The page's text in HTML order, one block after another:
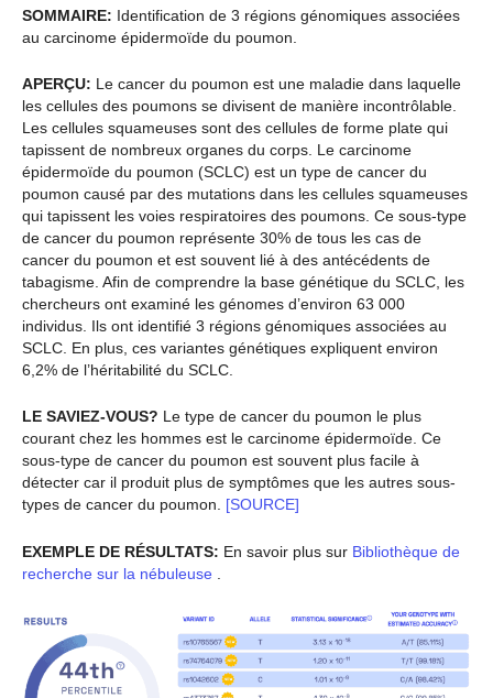
SOMMAIRE: Identification de 3 régions génomiques associées
au carcinome épidermoïde du poumon.
APERÇU: Le cancer du poumon est une maladie dans laquelle
les cellules des poumons se divisent de manière incontrôlable.
Les cellules squameuses sont des cellules de forme plate qui
tapissent de nombreux organes du corps. Le carcinome
épidermoïde du poumon (SCLC) est un type de cancer du
poumon causé par des mutations dans les cellules squameuses
qui tapissent les voies respiratoires des poumons. Ce sous-type
de cancer du poumon représente 30% de tous les cas de
cancer du poumon et est souvent lié à des antécédents de
tabagisme. Afin de comprendre la base génétique du SCLC, les
chercheurs ont examiné les génomes d’environ 63 000
individus. Ils ont identifié 3 régions génomiques associées au
SCLC. En plus, ces variantes génétiques expliquent environ
6,2% de l’héritabilité du SCLC.
LE SAVIEZ-VOUS? Le type de cancer du poumon le plus
courant chez les hommes est le carcinome épidermoïde. Ce
sous-type de cancer du poumon est souvent plus facile à
détecter car il produit plus de symptômes que les autres sous-
types de cancer du poumon. [SOURCE]
EXEMPLE DE RÉSULTATS: En savoir plus sur Bibliothèque de
recherche sur la nébuleuse